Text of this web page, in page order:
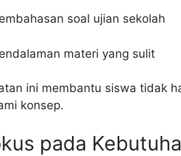
soal ujian sekolah
materi yang sulit
ini membantu siswa tidak
konsep.
pada